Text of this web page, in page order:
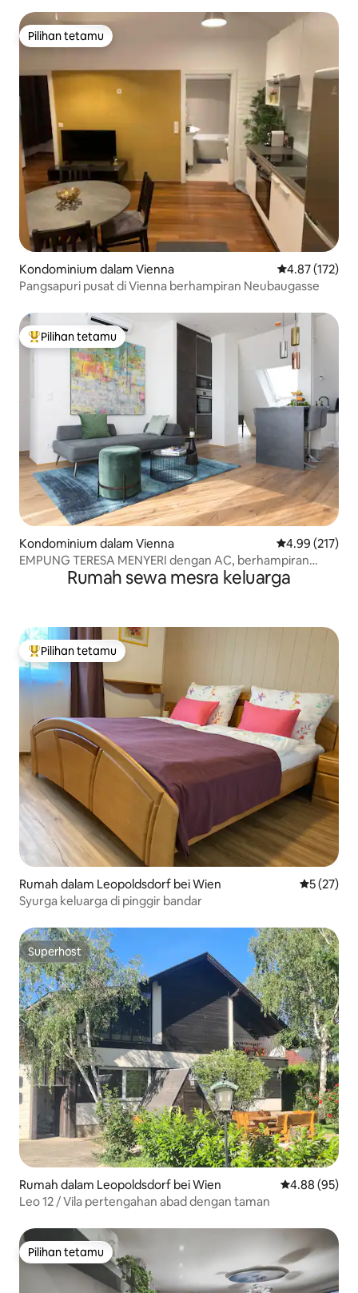
Pilihan tetamu
Pilihan tetamu
Kondominium dalam Vienna Penarafan
4.87 (172)
Pangsapuri pusat di Vienna berhampiran Neubaugasse
Pilihan utama tetamu
Pilihan tetamu
Kondominium dalam Vienna Penarafan
4.99 (217)
EMPUNG TERESA MENYERI dengan AC, berhampiran
dengan TUBERumah sewa mesra keluarga
Pilihan utama tetamu
Pilihan tetamu
Rumah dalam Leopoldsdorf bei Wien
5 (27)
Syurga keluarga di pinggir bandar
Superhost
Superhost
Rumah dalam Leopoldsdorf bei Wien Penarafan
4.88 (95)
Leo 12 / Vila pertengahan abad dengan taman
Pilihan tetamu
Pilihan tetamu